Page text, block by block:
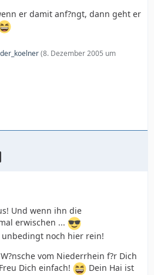
er damit anf?ngt, dann geht er
der_koelner(8. Dezember 2005 um
Und wenn ihn die
erwischen ...
unbedingt noch hier rein!
vom Niederrhein f?r Dich
Dich einfach!
Dein Hai ist